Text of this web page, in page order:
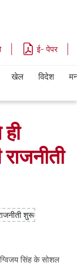
ई- पेपर
खेल विदेश
सिंह के सोशल